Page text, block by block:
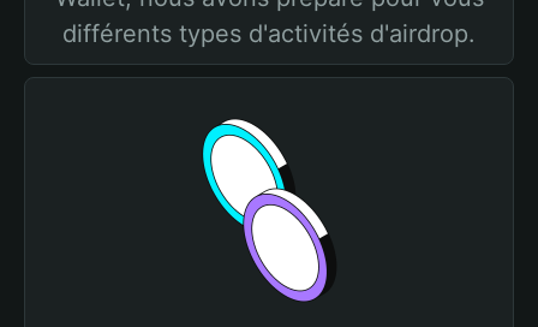
différents types d'activités d'airdrop.